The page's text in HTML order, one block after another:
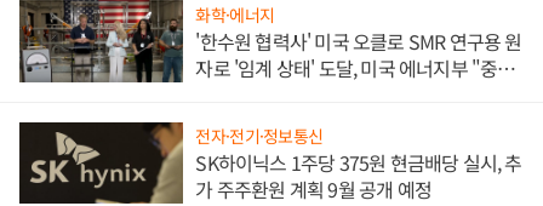
화학·에너지
'한수원 협력사' 미국 오클로 SMR 연구용 원
자로 '임계 상태' 도달, 미국 에너지부 "중요
전자·전기·정보통신
SK하이닉스 1주당 375원 현금배당 실시, 추
가 주주환원 계획 9월 공개 예정